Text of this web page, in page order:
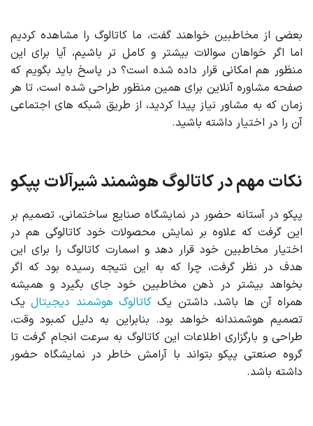
بعضی از مخاطبین خواهند گفت، ما کاتالوگ را مشاهده کردیم
اما اگر خواهان سوالات بیشتر و کامل تر باشیم، آیا برای این
منظور هم امکانی قرار داده شده است؟ در پاسخ باید بگویم که
صفحه مشاوره آنلاین برای همین منظور طراحی شده است، تا هر
زمان که به مشاور نیاز پیدا کردید، از طریق شبکه های اجتماعی
آن را در اختیار داشته باشید.
نکات مهم در کاتالوگ هوشمند شیرآلات پپکو
پپکو در آستانه حضور در نمایشگاه صنایع ساختمانی، تصمیم بر
این گرفت که علاوه بر نمایش محصولات خود کاتالوگی هم در
اختیار مخاطبین خود قرار دهد و اسمارت کاتالوگ را برای این
هدف در نظر گرفت، چرا که به این نتیجه رسیده بود که اگر
بخواهد بیشتر در ذهن مخاطبین خود جای بگیرد و همیشه
همراه آن ها باشد، داشتن یک کاتالوگ هوشمند دیجیتالیک
تصمیم هوشمندانه خواهد بود. بنابراین به دلیل کمبود وقت،
طراحی و بارگزاری اطلاعات این کاتالوگ به سرعت انجام گرفت تا
گروه صنعتی پپکو بتواند با آرامش خاطر در نمایشگاه حضور
داشته باشد.